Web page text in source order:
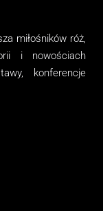
miłośników róż,
i nowościach
konferencje